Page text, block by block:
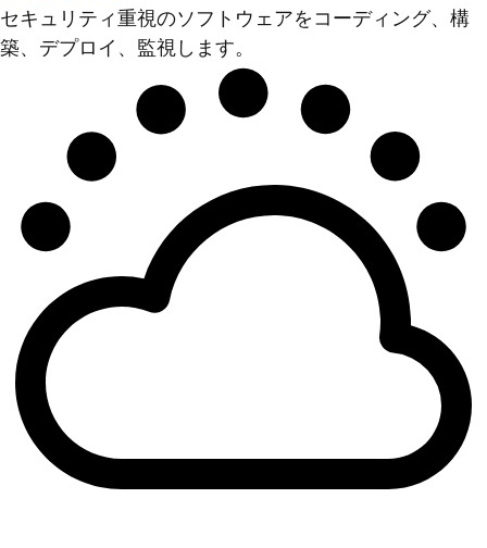
セキュリティ重視のソフトウェアをコーディング、構
築、デプロイ、監視します。